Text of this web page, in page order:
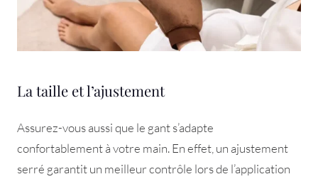
La taille et l’ajustement
Assurez-vous aussi que le gant s’adapte
confortablement à votre main. En effet, un ajustement
serré garantit un meilleur contrôle lors de l’application